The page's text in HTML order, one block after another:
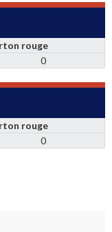
rouge
0
rouge
0